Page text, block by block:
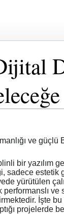
ve
bir
sadece estetik
yürütülen
performanslı
İşte bu
projelerde